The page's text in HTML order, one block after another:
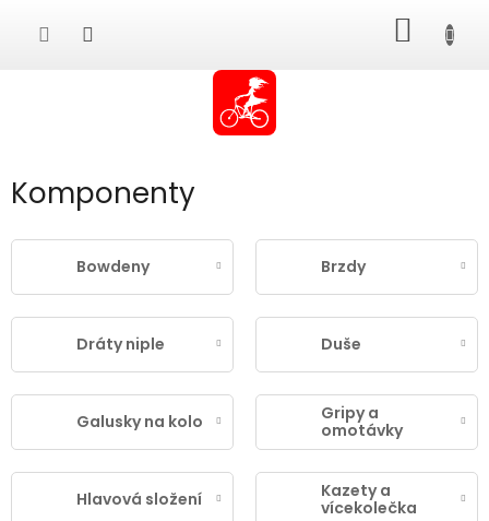
KOŠÍK
Komponenty
Bowdeny Brzdy
Dráty niple Duše
Galusky na kolo
Gripy a
omotávky
Hlavová složení
Kazety a
vícekolečka